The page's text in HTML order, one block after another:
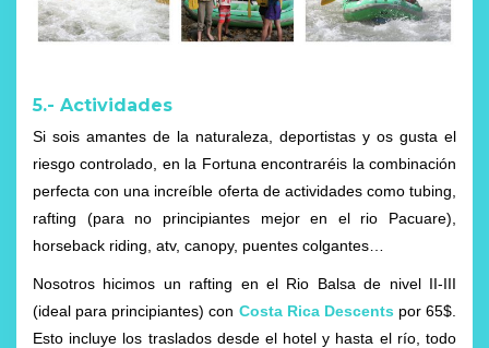
5.- Actividades
Si sois amantes de la naturaleza, deportistas y os gusta el
riesgo controlado, en la Fortuna encontraréis la combinación
perfecta con una increíble oferta de actividades como tubing,
rafting (para no principiantes mejor en el rio Pacuare),
horseback riding, atv, canopy, puentes colgantes…
Nosotros hicimos un rafting en el Rio Balsa de nivel II-III
(ideal para principiantes) con Costa Rica Descents por 65$.
Esto incluye los traslados desde el hotel y hasta el río, todo